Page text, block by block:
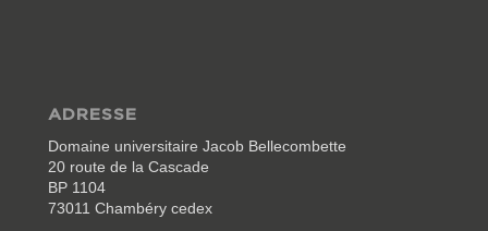
ADRESSE
Domaine universitaire Jacob Bellecombette
20 route de la Cascade
BP 1104
73011 Chambéry cedex